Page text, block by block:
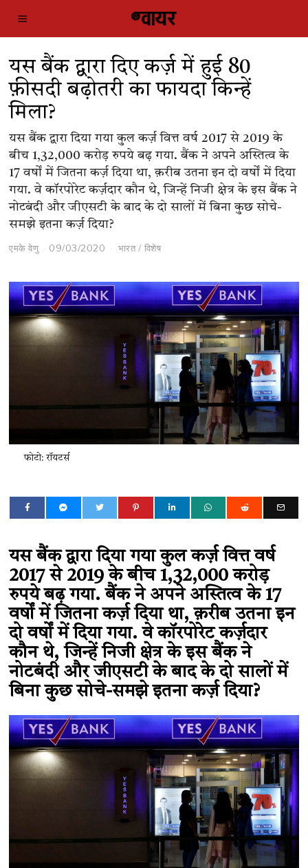
यस बैंक द्वारा दिए कर्ज़ में हुई 80
फ़ीसदी बढ़ोतरी का फायदा किन्हें
मिला?
यस बैंक द्वारा दिया गया कुल कर्ज़ वित्त वर्ष 2017 से 2019 के
बीच 1,32,000 करोड़ रुपये बढ़ गया. बैंक ने अपने अस्तित्व के
17 वर्षों में जितना कर्ज़ दिया था, क़रीब उतना इन दो वर्षों में दिया
गया. वे कॉरपोरेट कर्ज़दार कौन थे, जिन्हें निजी क्षेत्र के इस बैंक ने
नोटबंदी और जीएसटी के बाद के दो सालों में बिना कुछ सोचे-
समझे इतना कर्ज़ दिया?
एमके वेणु 09/03/2020 भारत / विशेष
फोटो: रॉयटर्स
यस बैंक द्वारा दिया गया कुल कर्ज़ वित्त वर्ष
2017 से 2019 के बीच 1,32,000 करोड़
रुपये बढ़ गया. बैंक ने अपने अस्तित्व के 17
वर्षों में जितना कर्ज़ दिया था, क़रीब उतना इन
दो वर्षों में दिया गया. वे कॉरपोरेट कर्ज़दार
कौन थे, जिन्हें निजी क्षेत्र के इस बैंक ने
नोटबंदी और जीएसटी के बाद के दो सालों में
बिना कुछ सोचे-समझे इतना कर्ज़ दिया?